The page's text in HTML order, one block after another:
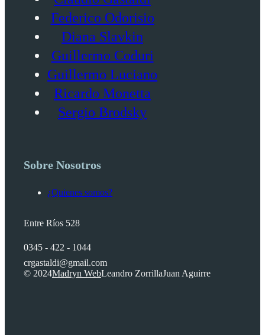
Federico Odorisio
Diana Slavkin
Guillermo Coduri
Guillermo Luciano
Ricardo Monetta
Sergio Brodsky
Sobre Nosotros
¿Quienes somos?
Entre Ríos 528
0345 - 422 - 1044
crgastaldi@gmail.com
© 2024Madryn WebLeandro ZorrillaJuan Aguirre